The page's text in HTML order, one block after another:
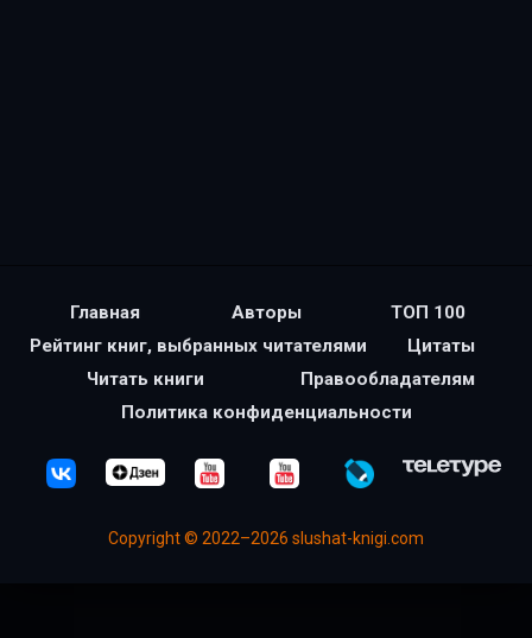
Главная Авторы
ТОП 100
Рейтинг книг, выбранных читателями
Цитаты
Читать книги
Правообладателям
Политика конфиденциальности
Copyright © 2022–2026 slushat-knigi.com